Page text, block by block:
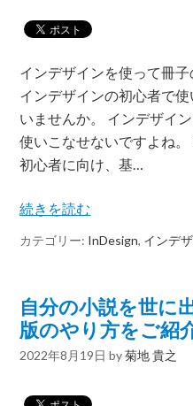
インデザインを使って冊子
インデザインの初心者で
いませんか。 インデザイ
使いこなせないですよね
初心者に向け、基…
続きを読む
カテゴリー: InDesign, インデ
自分の小説を世に
版のやり方をご紹
2022年8月19日 by菊地 貴之